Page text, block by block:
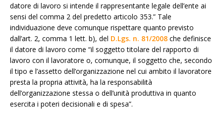
datore di lavoro si intende il rappresentante legale dell’ente ai
sensi del comma 2 del predetto articolo 353.” Tale
individuazione deve comunque rispettare quanto previsto
dall’art. 2, comma 1 lett. b), del D.Lgs. n. 81/2008 che definisce
il datore di lavoro come “il soggetto titolare del rapporto di
lavoro con il lavoratore o, comunque, il soggetto che, secondo
il tipo e l’assetto dell’organizzazione nel cui ambito il lavoratore
presta la propria attività, ha la responsabilità
dell’organizzazione stessa o dell’unità produttiva in quanto
esercita i poteri decisionali e di spesa”.